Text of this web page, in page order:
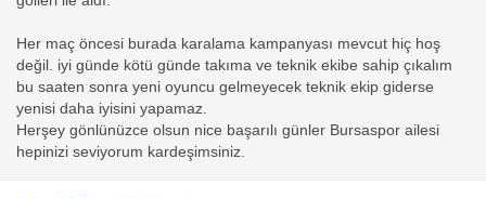
Her maç öncesi burada karalama kampanyası mevcut hiç hoş
değil. iyi günde kötü günde takıma ve teknik ekibe sahip çıkalım
bu saaten sonra yeni oyuncu gelmeyecek teknik ekip giderse
yenisi daha iyisini yapamaz.
Herşey gönlünüzce olsun nice başarılı günler Bursaspor ailesi
hepinizi seviyorum kardeşimsiniz.